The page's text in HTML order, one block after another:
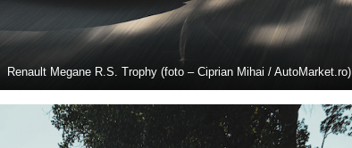
Renault Megane R.S. Trophy (foto – Ciprian Mihai / AutoMarket.ro)